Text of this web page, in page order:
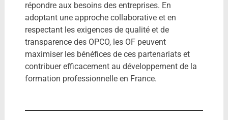
répondre aux besoins des entreprises. En
adoptant une approche collaborative et en
respectant les exigences de qualité et de
transparence des OPCO, les OF peuvent
maximiser les bénéfices de ces partenariats et
contribuer efficacement au développement de la
formation professionnelle en France.